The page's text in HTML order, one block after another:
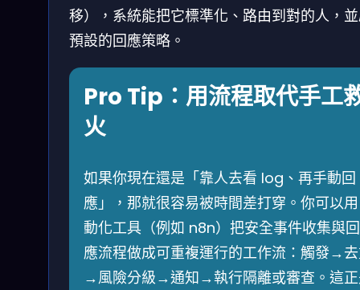
移），系統能把它標準化、路由到對的人，
預設的回應策略。
Pro Tip：用流程取代手工
火
如果你現在還是「靠人去看 log、再手動回
應」，那就很容易被時間差打穿。你可以
動化工具（例如 n8n）把安全事件收集與回
應流程做成可重複運行的工作流：觸發→
→風險分級→通知→執行隔離或審查。這